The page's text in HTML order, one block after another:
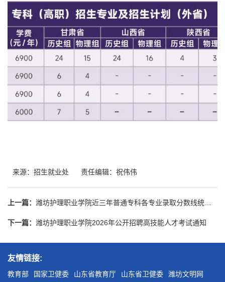
来源：招生就业处 责任编辑：祝伟伟
上一篇： 潍坊护理职业学院近三年普通专科各专业录取分数线统计表（山东省）
下一篇： 潍坊护理职业学院2026年公开招聘高技能人才考试通知
友情链接:
教育部 国家卫健委 山东省教育厅 山东省卫健委 潍坊文明网